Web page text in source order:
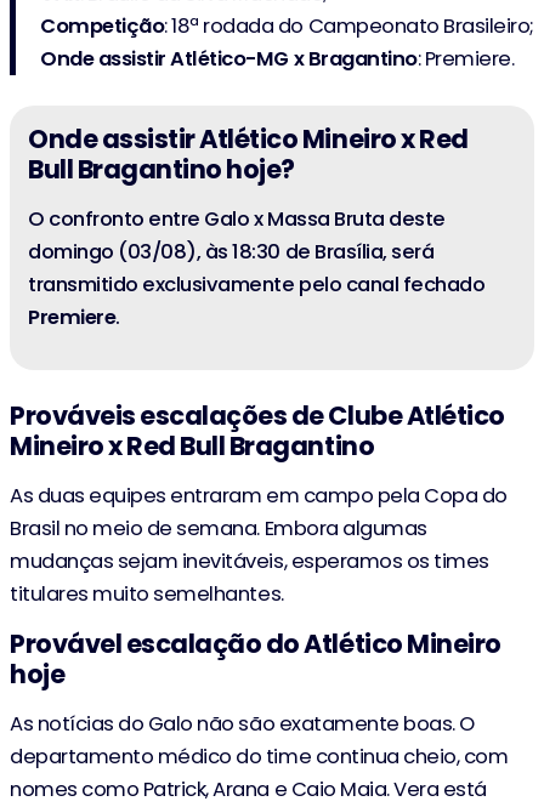
Competição: 18ª rodada do Campeonato Brasileiro;
Onde assistirAtlético-MG x Bragantino: Premiere.
Onde assistir Atlético Mineiro x Red
Bull Bragantino hoje?
O confronto entre Galo x Massa Bruta deste
domingo (03/08), às 18:30 de Brasília, será
transmitido exclusivamente pelo canal fechado
Premiere.
Prováveis escalações de Clube Atlético
Mineiro x Red Bull Bragantino
As duas equipes entraram em campo pela Copa do
Brasil no meio de semana. Embora algumas
mudanças sejam inevitáveis, esperamos os times
titulares muito semelhantes.
Provável escalação do Atlético Mineiro
hoje
As notícias do Galo não são exatamente boas. O
departamento médico do time continua cheio, com
nomes como Patrick, Arana e Caio Maia. Vera está